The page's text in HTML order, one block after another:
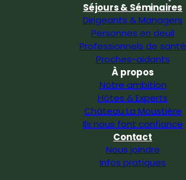
Séjours & Séminaires
Dirigeants & Managers
Personnes en deuil
Professionnels de santé
Proches-aidants
À propos
Notre ambition
Hôtes & Experts
Château La Moustière
Ils nous font confiance
Contact
Nous joindre
Infos pratiques